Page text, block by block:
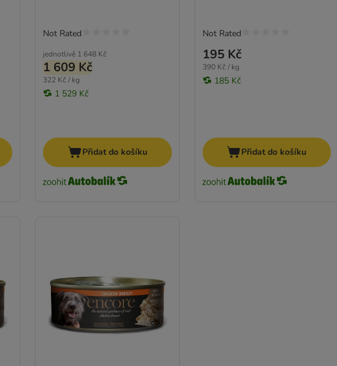
jednotlivě 1 648 Kč
1 609 Kč
322 Kč / kg
1 529 Kč
Not Rated
Přidat do košíku
195 Kč
390 Kč / kg
185 Kč
Not Rated
Přidat do košíku